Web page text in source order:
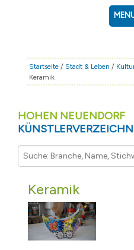
BAUEN &
Startseite /Stadt & Leben /
Keramik
HOHEN NEUENDORF
Keramik